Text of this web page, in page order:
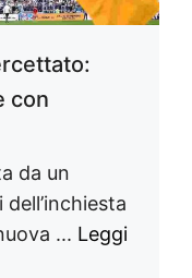
con
da un
... Leggi